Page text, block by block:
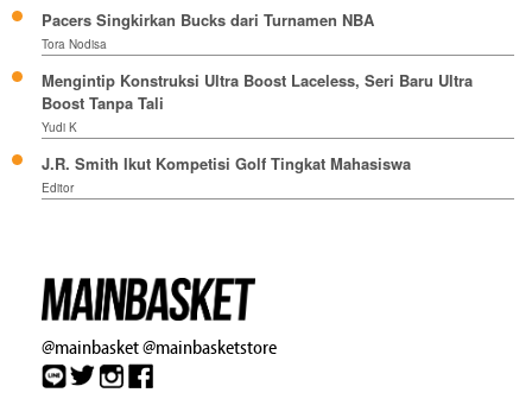
Pacers Singkirkan Bucks dari Turnamen NBA
Tora Nodisa
Mengintip Konstruksi Ultra Boost Laceless, Seri Baru Ultra
Boost Tanpa Tali
Yudi K
J.R. Smith Ikut Kompetisi Golf Tingkat Mahasiswa
Editor
@mainbasket@mainbasketstore